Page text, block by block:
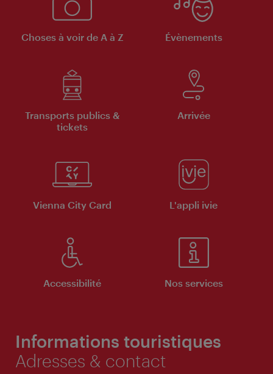
Choses à voir de A à Z Évènements
Transports publics &
tickets
Arrivée
Vienna City Card L'appli ivie
Accessibilité Nos services
Informations touristiques
Adresses & contact